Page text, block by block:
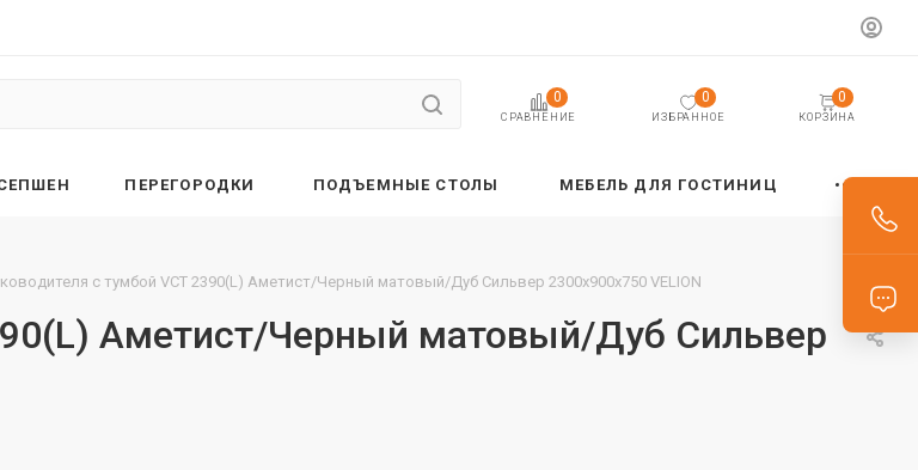
СРАВНЕНИЕ
0
ИЗБРАННОЕ
0
КОРЗИНА
0
ПЕРЕГОРОДКИ ПОДЪЕМНЫЕ СТОЛЫ МЕБЕЛЬ ДЛЯ ГОСТИНИЦ
с тумбой VCT 2390(L) Аметист/Черный матовый/Дуб Сильвер 2300х900х750 VELION
Аметист/Черный матовый/Дуб Сильвер